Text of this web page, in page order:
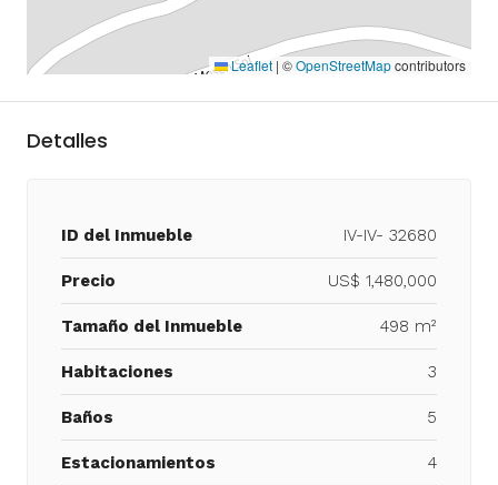
Leaflet | ©OpenStreetMapcontributors
Detalles
ID del Inmueble IV-IV- 32680
Precio US$ 1,480,000
Tamaño del Inmueble 498 m²
Habitaciones 3
Baños 5
Estacionamientos 4